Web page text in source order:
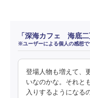
「深海カフェ 海底
※ユーザーによる個人の感想で
登場人物も増えて、
いなのかな。それと
入りするようになる